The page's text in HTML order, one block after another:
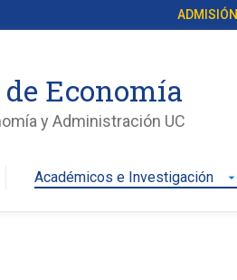
ADMISIÓN
Economía
y Administración UC
Académicos e Investigación arrow_drop_down